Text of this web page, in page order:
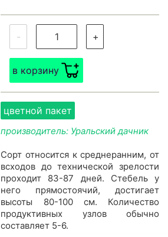
- +
в корзину
цветной пакет
производитель: Уральский дачник
Сорт относится к среднеранним, от
всходов до технической зрелости
проходит 83-87 дней. Стебель у
него прямостоячий, достигает
высоты 80-100 см. Количество
продуктивных узлов обычно
составляет 5-6.